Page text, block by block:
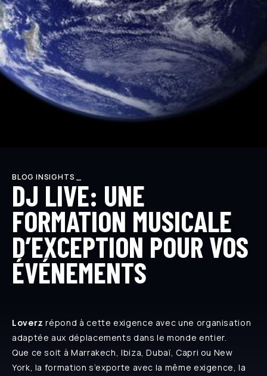
BLOG INSIGHTS _
DJ LIVE: UNE
FORMATION MUSICALE
D’EXCEPTION POUR VOS
ÉVÉNEMENTS
Loverz répond à cette exigence avec une organisation
adaptée aux déplacements dans le monde entier.
Que ce soit à Marrakech, Ibiza, Dubaï, Capri ou New
York, la formation s’exporte avec la même exigence, la